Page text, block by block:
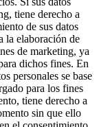
tiene derecho a
de sus datos
la elaboración de
de marketing, ya
dichos fines. En
personales se base
para los fines
tiene derecho a
sin que ello